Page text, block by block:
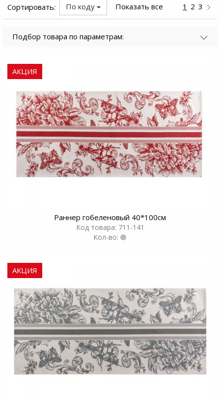
Сортировать: По коду Показать все 1 2 3
Подбор товара по параметрам:
АКЦИЯ
Раннер гобеленовый 40*100см
Код товара: 711-141
Кол-во:
АКЦИЯ